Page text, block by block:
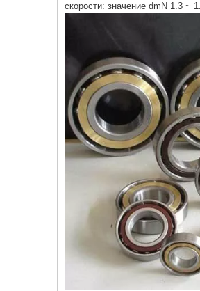
скорости: значение dmN 1.3